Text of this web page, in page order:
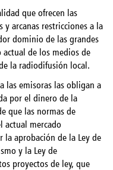
que ofrecen las
y arcanas restricciones a la
dominio de las grandes
actual de los medios de
la radiodifusión local.
las emisoras las obligan a
por el dinero de la
que las normas de
actual mercado
aprobación de la Ley de
y la Ley de
proyectos de ley, que